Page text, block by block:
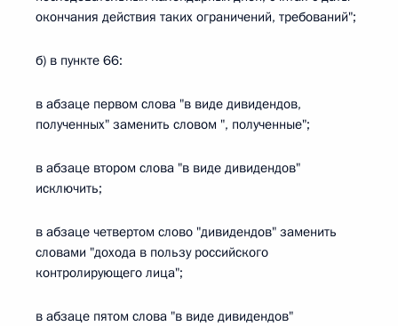
окончания действия таких ограничений, требований";
б) в пункте 66:
в абзаце первом слова "в виде дивидендов,
полученных" заменить словом ", полученные";
в абзаце втором слова "в виде дивидендов"
исключить;
в абзаце четвертом слово "дивидендов" заменить
словами "дохода в пользу российского
контролирующего лица";
в абзаце пятом слова "в виде дивидендов"